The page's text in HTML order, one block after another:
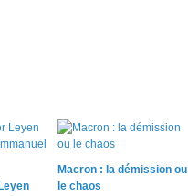
Macron : la démission ou
le chaos